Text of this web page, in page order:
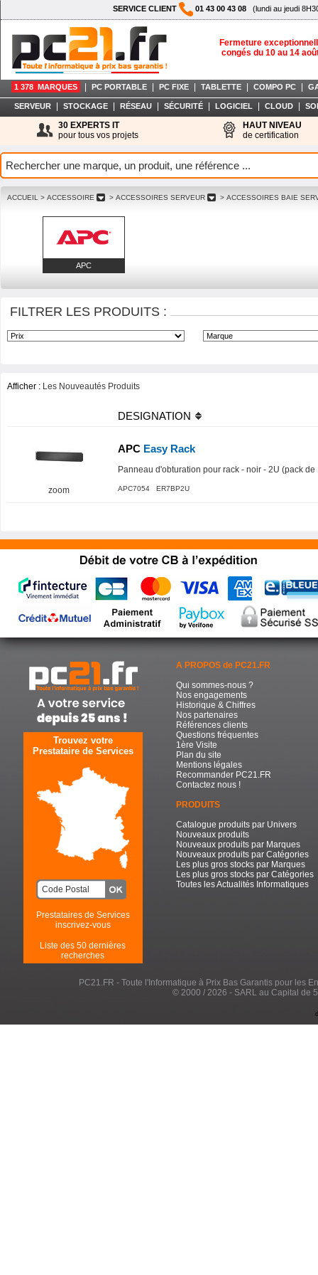
SERVICE CLIENT 01 43 00 43 08 (lundi au jeudi
Fermeture
congés du 10 au 14
1 378 MARQUES PC PORTABLE PC FIXE TABLETTE COMPO PC
SERVEUR STOCKAGE RÉSEAU SÉCURITÉ LOGICIEL CLOUD
30 EXPERTS IT
pour tous vos projets
HAUT NIVEAU
de certification
ACCUEIL > ACCESSOIRE > ACCESSOIRES SERVEUR > ACCESSOIRES BAIE
APC
FILTRER LES PRODUITS :
Afficher : Les Nouveautés Produits
DESIGNATION
zoom
APC Easy Rack
Panneau d'obturation pour rack - noir - 2U (pack de
APC7054 ER7BP2U
Trouvez votre
Prestataire de Services
Prestataires de Services
inscrivez-vous
Liste des 50 dernières
recherches
A PROPOS de PC21.FR
Qui sommes-nous ?
Nos engagements
Historique & Chiffres
Nos partenaires
Références clients
Questions fréquentes
1ère Visite
Plan du site
Mentions légales
Recommander PC21.FR
Contactez nous !
PRODUITS
Catalogue produits par Univers
Nouveaux produits
Nouveaux produits par Marques
Nouveaux produits par Catégories
Les plus gros stocks par Marques
Les plus gros stocks par Catégories
Toutes les Actualités Informatiques
PC21.FR - Toute l'Informatique à Prix Bas Garantis pour les
© 2000 / 2026 - SARL au Capital de